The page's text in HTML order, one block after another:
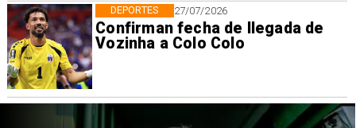
27/07/2026
Confirman fecha de llegada de
Vozinha a Colo Colo
DEPORTES